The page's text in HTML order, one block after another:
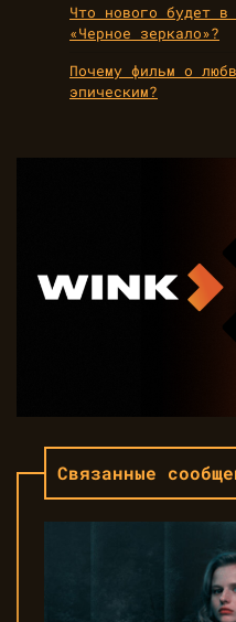
Что нового будет в
«Черное зеркало»?
Почему фильм о
эпическим?
Связанные